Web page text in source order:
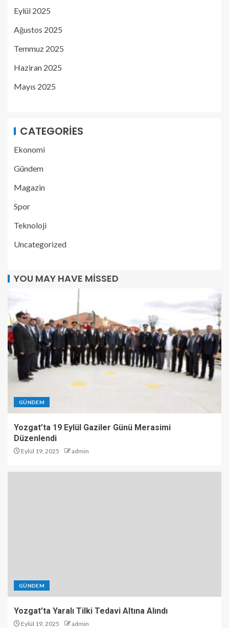
Eylül 2025
Ağustos 2025
Temmuz 2025
Haziran 2025
Mayıs 2025
CATEGORIES
Ekonomi
Gündem
Magazin
Spor
Teknoloji
Uncategorized
YOU MAY HAVE MISSED
GÜNDEM
Yozgat’ta 19 Eylül Gaziler Günü Merasimi
Düzenlendi
Eylül 19, 2025 admin
GÜNDEM
Yozgat’ta Yaralı Tilki Tedavi Altına Alındı
Eylül 19, 2025 admin